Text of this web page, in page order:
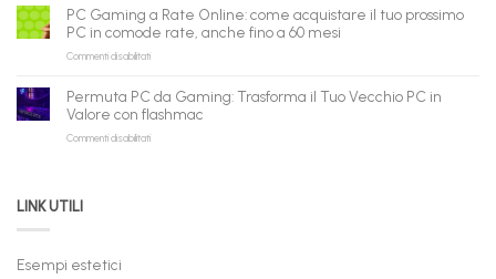
può
fare
shopping
qui
B2B
flashmac
per
in
Pronta
Consegna
Nuovi
Ricondizionati,
Spedizione
PC Gaming a Rate Online: come acquistare il tuo prossimo
PC in comode rate, anche fino a 60 mesi
Commenti disabilitatisu
a
Rate
Online:
Permuta PC da Gaming: Trasforma il Tuo Vecchio PC in
Valore con flashmac
Commenti disabilitatisu
LINK UTILI
Esempi estetici